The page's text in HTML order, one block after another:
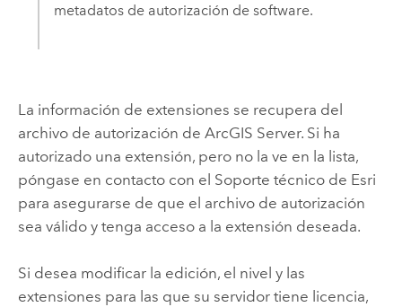
metadatos de autorización de software.
La información de extensiones se recupera del
archivo de autorización de ArcGIS Server. Si ha
autorizado una extensión, pero no la ve en la lista,
póngase en contacto con el Soporte técnico de Esri
para asegurarse de que el archivo de autorización
sea válido y tenga acceso a la extensión deseada.
Si desea modificar la edición, el nivel y las
extensiones para las que su servidor tiene licencia,